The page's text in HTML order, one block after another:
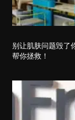
g
a
t
i
o
n
别让肌肤问题毁了
帮你拯救！